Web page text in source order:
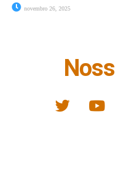
novembro 26, 2025